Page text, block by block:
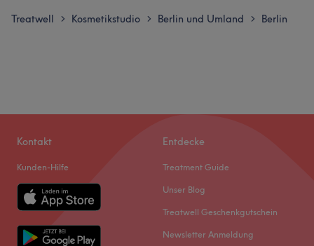
Treatwell > Kosmetikstudio > Berlin und Umland > Berlin
Kontakt
Kunden-Hilfe
Entdecke
Treatment Guide
Unser Blog
Treatwell Geschenkgutschein
Newsletter Anmeldung